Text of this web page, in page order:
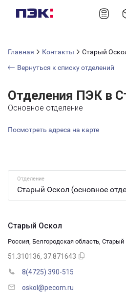
Главная Контакты
Старый
Вернуться к списку отделений
Отделения ПЭК в
Основное отделение
Посмотреть адреса на карте
Отделение
Старый Оскол (основное
Старый Оскол
Россия, Белгородская область,
51.310136, 37.871643
8(4725) 390-515
oskol@pecom.ru